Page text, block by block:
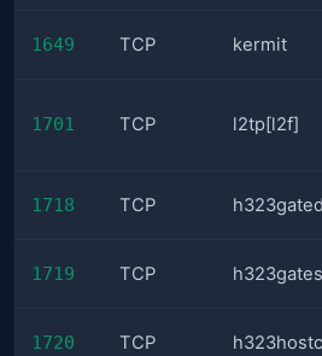
1649 TCP kermit
1701 TCP l2tp[l2f]
1718 TCP
1719 TCP
1720 TCP